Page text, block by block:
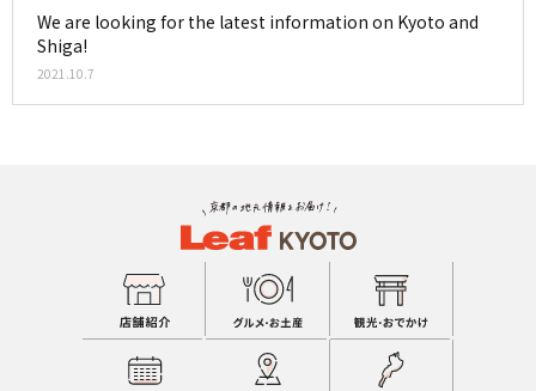
We are looking for the latest information on Kyoto and
Shiga!
2021.10.7